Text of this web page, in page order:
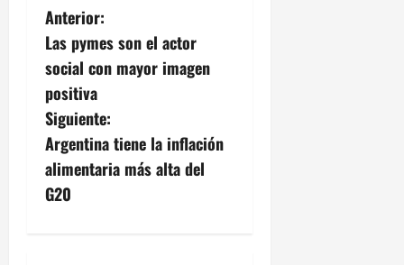
N
a
v
e
g
a
Anterior:
Las pymes son el actor
social con mayor imagen
positiva
Siguiente:
Argentina tiene la inflación
alimentaria más alta del
G20